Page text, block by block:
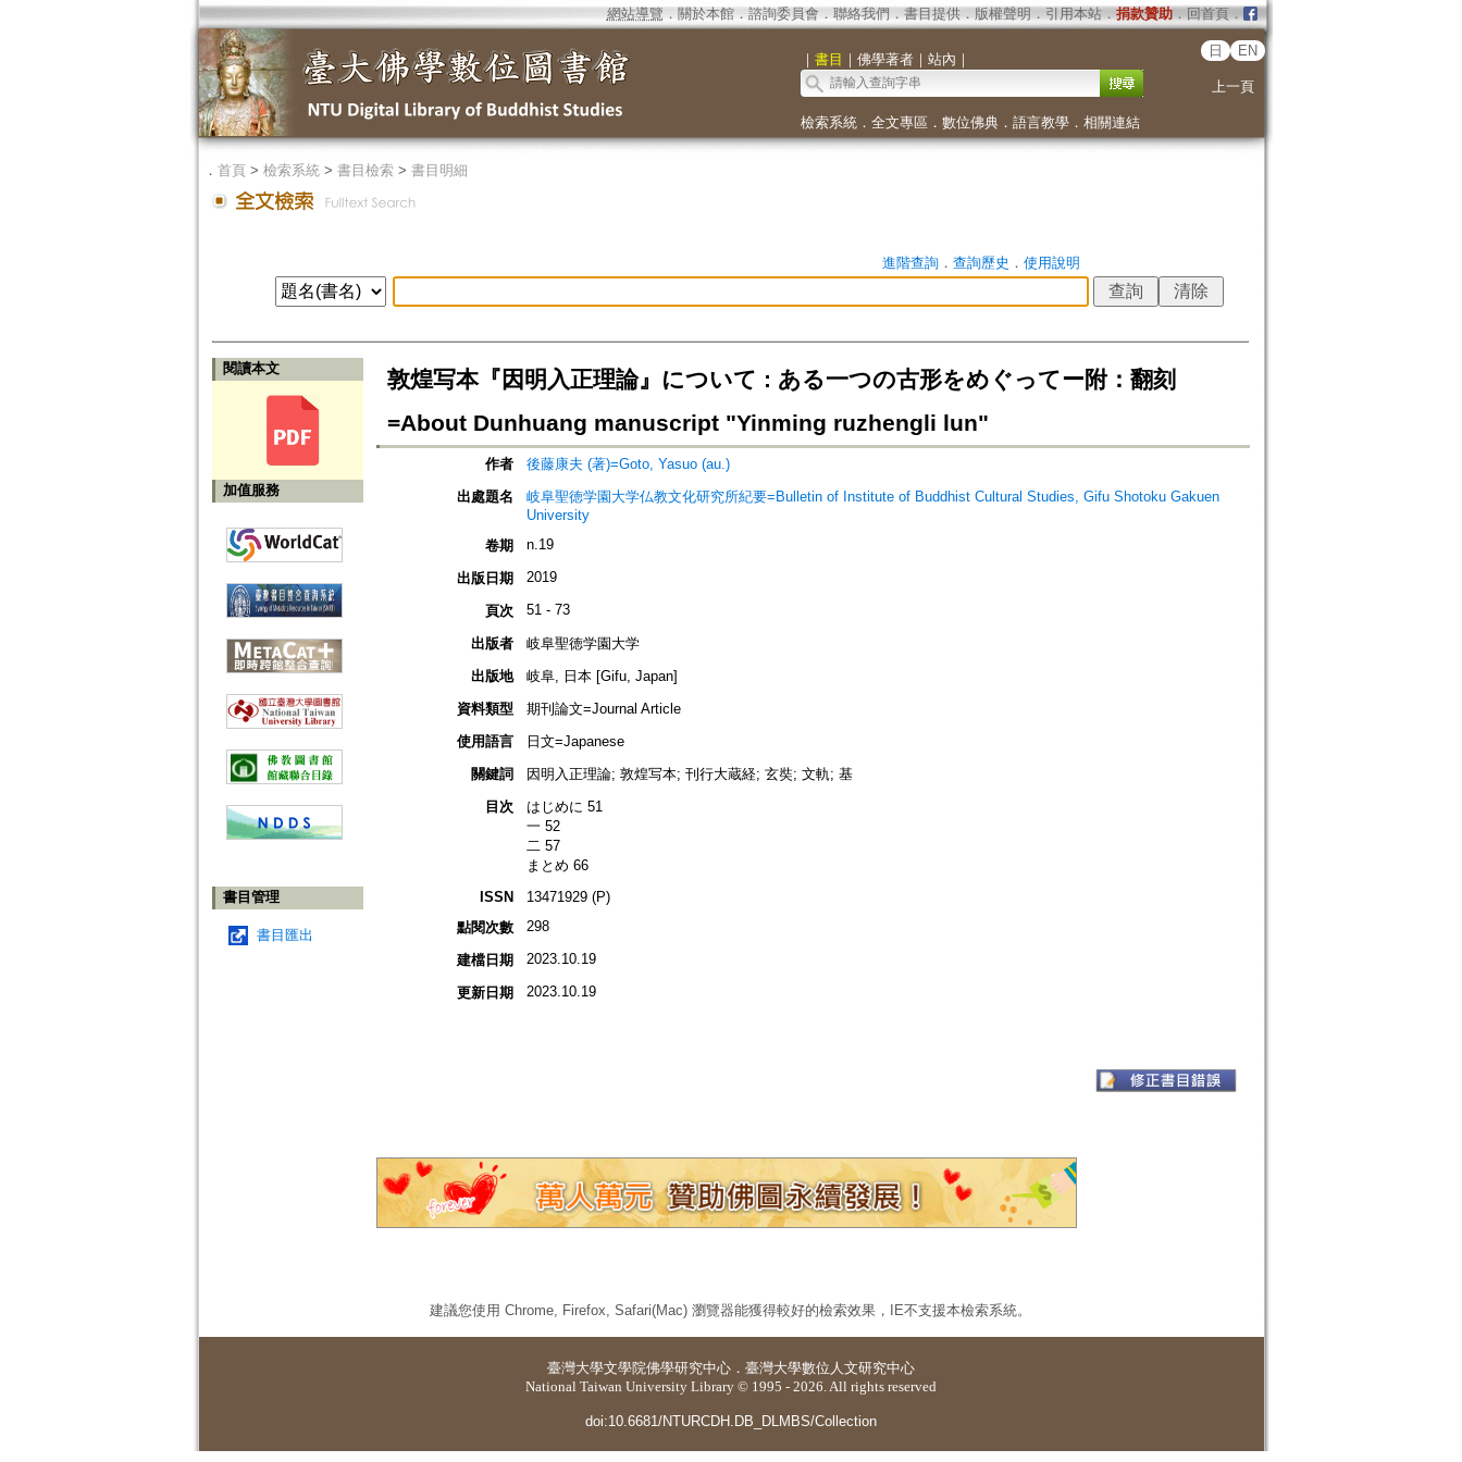
網站導覽 ． 關於本館． 諮詢委員會． 聯絡我們 ． 書目提供． 版權聲明 ． 引用本站． 捐款贊助．回首頁．
｜ 書目 ｜ 佛學著者｜ 站內 ｜
日 EN
上一頁
檢索系統． 全文專區 ． 數位佛典． 語言教學． 相關連結
． 首頁> 檢索系統> 書目檢索> 書目明細
進階查詢． 查詢歷史 ． 使用說明
閱讀本文
加值服務
書目管理
書目匯出
敦煌写本『因明入正理論』について : ある一つの古形をめぐってー附：翻刻
=About Dunhuang manuscript "Yinming ruzhengli lun"
作者
後藤康夫 (著)=Goto, Yasuo (au.)
出處題名
岐阜聖徳学園大学仏教文化研究所紀要=Bulletin of Institute of Buddhist Cultural Studies, Gifu Shotoku Gakuen
University
卷期
n.19
出版日期 2019
頁次 51 - 73
出版者
岐阜聖徳学園大学
出版地
岐阜, 日本 [Gifu, Japan]
資料類型
期刊論文=Journal Article
使用語言
日文=Japanese
關鍵詞
因明入正理論; 敦煌写本; 刊行大蔵経; 玄奘; 文軌; 基
目次
はじめに 51
一 52
二 57
まとめ 66
ISSN
13471929 (P)
點閱次數
298
建檔日期 2023.10.19
更新日期 2023.10.19
建議您使用 Chrome, Firefox, Safari(Mac) 瀏覽器能獲得較好的檢索效果，IE不支援本檢索系統。
臺灣大學文學院佛學研究中心 ． 臺灣大學數位人文研究中心
National Taiwan University Library © 1995 - 2026. All rights reserved
doi:10.6681/NTURCDH.DB_DLMBS/Collection